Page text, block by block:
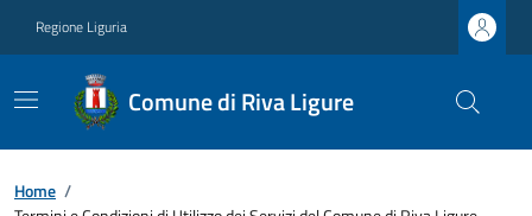
Regione Liguria
Comune di Riva Ligure
Home /